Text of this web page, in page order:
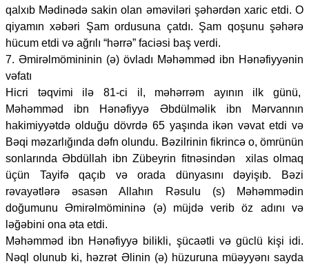
qalxıb Mədinədə sakin olan əməviləri şəhərdən xaric etdi. O
qiyamın xəbəri Şam ordusuna çatdı. Şam qoşunu şəhərə
hücum etdi və ağrılı “hərrə” faciəsi baş verdi.
7. Əmirəlmömininin (ə) övladı Məhəmməd ibn Hənəfiyyənin
vəfatı
Hicri təqvimi ilə 81-ci il, məhərrəm ayının ilk günü,
Məhəmməd ibn Hənəfiyyə Əbdülməlik ibn Mərvannın
hakimiyyətdə olduğu dövrdə 65 yaşında ikən vəvat etdi və
Bəqi məzarlığında dəfn olundu. Bəzilrinin fikrincə o, ömrünün
sonlarında Əbdüllah ibn Zübeyrin fitnəsindən xilas olmaq
üçün Tayifə qaçıb və orada dünyasını dəyişıb. Bəzi
rəvayətlərə əsasən Allahın Rəsulu (s) Məhəmmədin
doğumunu Əmirəlmömininə (ə) müjdə verib öz adını və
ləğəbini ona əta etdi.
Məhəmməd ibn Hənəfiyyə bilikli, şücaətli və güclü kişi idi.
Nəql olunub ki, həzrət Əlinin (ə) hüzuruna müəyyənı sayda